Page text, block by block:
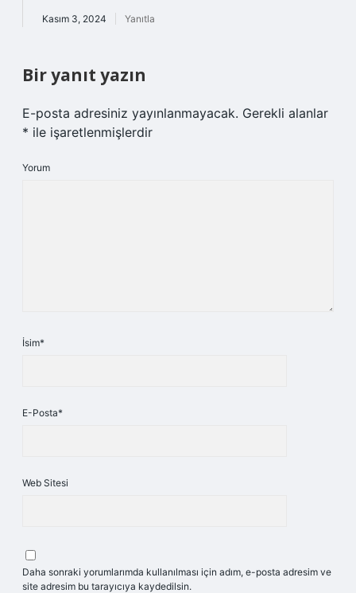
Kasım 3, 2024 Yanıtla
Bir yanıt yazın
E-posta adresiniz yayınlanmayacak. Gerekli alanlar
* ile işaretlenmişlerdir
Yorum
İsim*
E-Posta*
Web Sitesi
Daha sonraki yorumlarımda kullanılması için adım, e-posta adresim ve
site adresim bu tarayıcıya kaydedilsin.